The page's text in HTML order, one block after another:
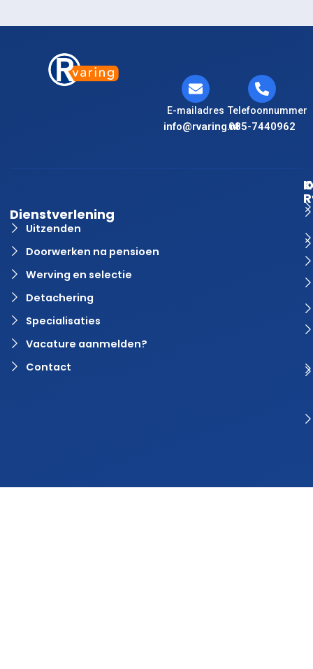
E-mailadres
info@rvaring.nl
Telefoonnummer
085-7440962
Dienstverlening
Uitzenden
Doorwerken na pensioen
Werving en selectie
Detachering
Specialisaties
Vacature aanmelden?
Contact
© 2024 Rvaring. Alle rechten voorbehouden | Webdesign door